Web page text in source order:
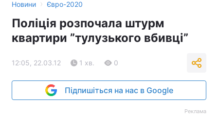
Новини › Євро-2020
Поліція розпочала штурм
квартири ”тулузького вбивці”
12:05, 22.03.12 1 хв. 0
Підпишіться на нас в Google
Реклама